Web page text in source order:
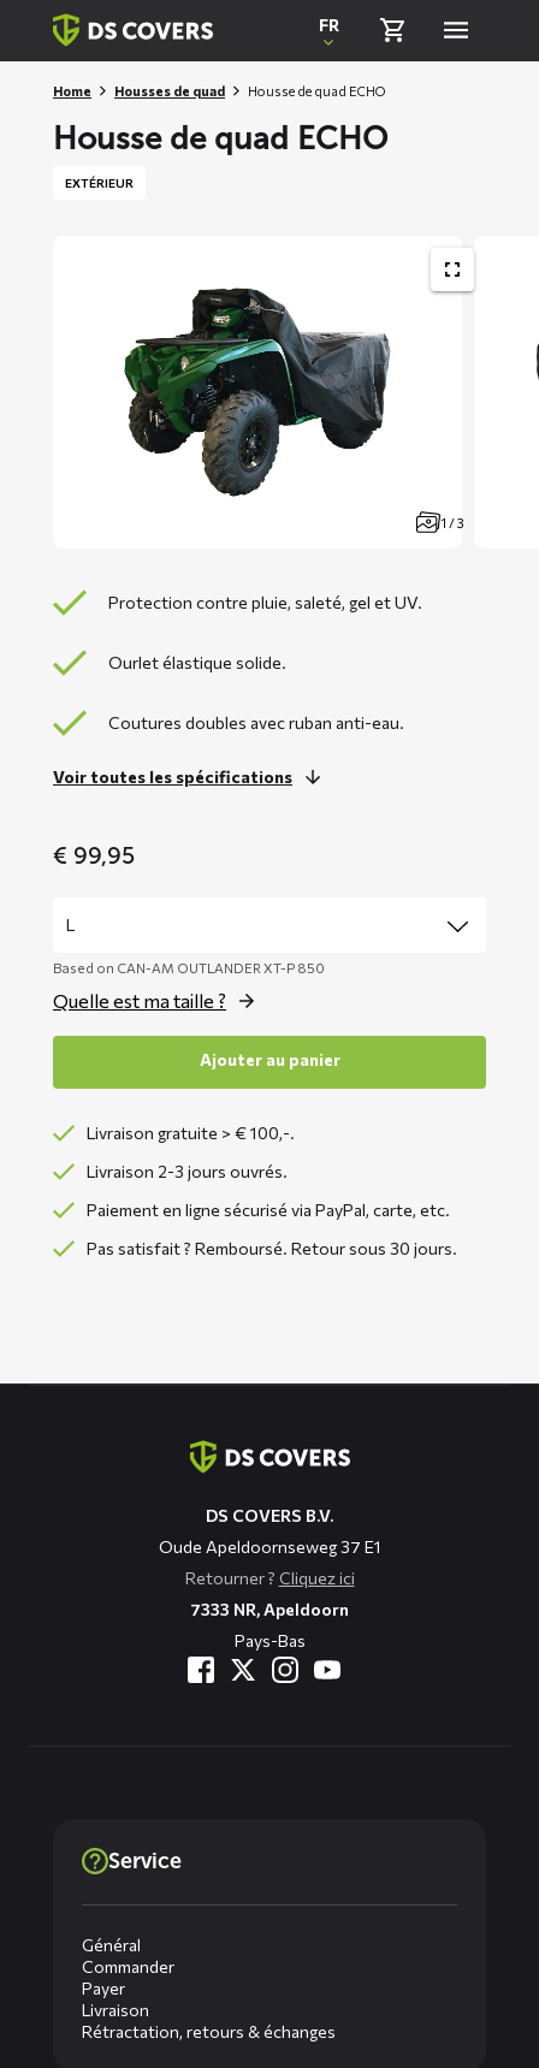
Skiplinks
FR
Home Housses de quad Housse de quad ECHO
Housse de quad ECHO
EXTÉRIEUR
1 / 3
Protection contre pluie, saleté, gel et UV.
Ourlet élastique solide.
Coutures doubles avec ruban anti-eau.
Voir toutes les spécifications
€ 99,95
Based on CAN-AM OUTLANDER XT-P 850
Quelle est ma taille ?
Ajouter au panier
Livraison gratuite > € 100,-.
Livraison 2-3 jours ouvrés.
Paiement en ligne sécurisé via PayPal, carte, etc.
Pas satisfait ? Remboursé. Retour sous 30 jours.
DS COVERS B.V.
Oude Apeldoornseweg 37 E1
Retourner ? Cliquez ici
7333 NR, Apeldoorn
Pays-Bas
Service
Général
Commander
Payer
Livraison
Rétractation, retours & échanges